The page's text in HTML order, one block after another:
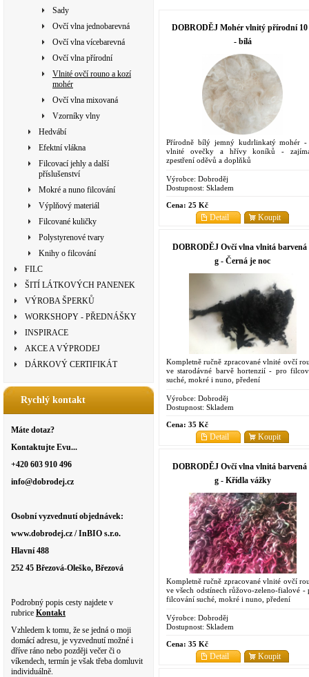
Sady
Ovčí vlna jednobarevná
Ovčí vlna vícebarevná
Ovčí vlna přírodní
Vlnité ovčí rouno a kozí
mohér
Ovčí vlna mixovaná
Vzorníky vlny
Hedvábí
Efektní vlákna
Filcovací jehly a další
příslušenství
Mokré a nuno filcování
Výplňový materiál
Filcované kuličky
Polystyrenové tvary
Knihy o filcování
FILC
ŠITÍ LÁTKOVÝCH PANENEK
VÝROBA ŠPERKŮ
WORKSHOPY - PŘEDNÁŠKY
INSPIRACE
AKCE A VÝPRODEJ
DÁRKOVÝ CERTIFIKÁT
Rychlý kontakt
Máte dotaz?
Kontaktujte Evu...
+420 603 910 496
info@dobrodej.cz
Osobní vyzvednutí objednávek:
www.dobrodej.cz / InBIO s.r.o.
Hlavní 488
252 45 Březová-Oleško, Březová
Podrobný popis cesty najdete v
rubrice Kontakt
Vzhledem k tomu, že se jedná o moji
domácí adresu, je vyzvednutí možné i
dříve ráno nebo později večer či o
víkendech, termín je však třeba domluvit
individuálně.
DOBRODĚJ Mohér vlnitý přírodní 10
- bílá
Přírodně bílý jemný kudrlinkatý mohér -
vlnité ovečky a hřívy koníků -
zpestření oděvů a doplňků
Výrobce: Dobroděj
Dostupnost: Skladem
Cena: 25 Kč
Koupit
Detail
DOBRODĚJ Ovčí vlna vlnitá barvená
g - Černá je noc
Kompletně ručně zpracované vlnité ovčí
ve starodávné barvě hortenzií - pro
suché, mokré i nuno, předení
Výrobce: Dobroděj
Dostupnost: Skladem
Cena: 35 Kč
Koupit
Detail
DOBRODĚJ Ovčí vlna vlnitá barvená
g - Křídla vážky
Kompletně ručně zpracované vlnité ovčí
ve všech odstínech růžovo-zeleno-fialové -
filcování suché, mokré i nuno, předení
Výrobce: Dobroděj
Dostupnost: Skladem
Cena: 35 Kč
Koupit
Detail